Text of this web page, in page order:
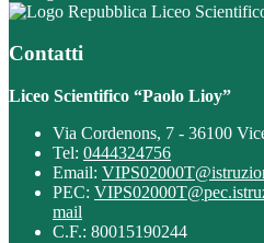
Liceo
Contatti
Liceo Scientifico “Paolo Lioy”
Via Cordenons, 7 - 36100
Tel: 0444324756
Email:
PEC:
mail
C.F.: 80015190244